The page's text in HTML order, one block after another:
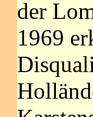
der
1969